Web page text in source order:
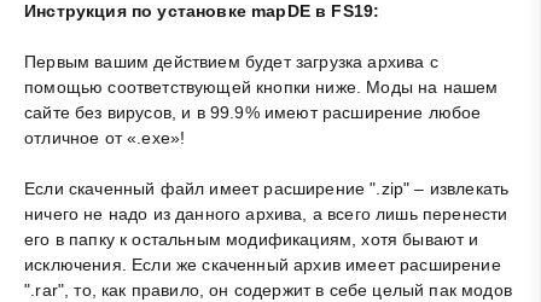
Инструкция по установке mapDE в FS19:
Первым вашим действием будет загрузка архива с
помощью соответствующей кнопки ниже. Моды на нашем
сайте без вирусов, и в 99.9% имеют расширение любое
отличное от «.exe»!
Если скаченный файл имеет расширение ".zip" – извлекать
ничего не надо из данного архива, а всего лишь перенести
его в папку к остальным модификациям, хотя бывают и
исключения. Если же скаченный архив имеет расширение
".rar", то, как правило, он содержит в себе целый пак модов